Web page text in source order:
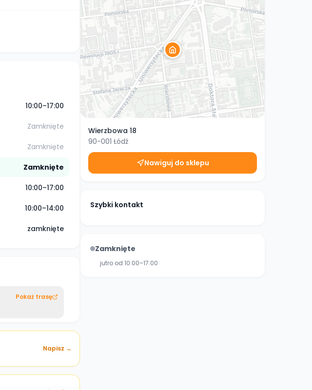
10:00–17:00
Zamknięte
Zamknięte
Zamknięte
10:00–17:00
10:00–14:00
zamknięte
Pokaż trasę
Napisz →
Wierzbowa 18
90-001 Łódź
Nawiguj do sklepu
Szybki kontakt
Zamknięte
jutro od 10:00–17:00